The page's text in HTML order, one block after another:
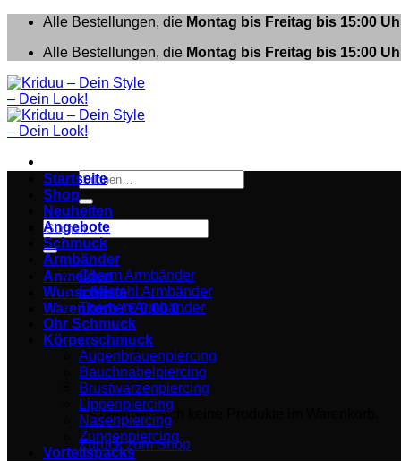
Zum
springen
Alle Bestellungen, die Montag bis Freitag bis 15:00
Alle Bestellungen, die Montag bis Freitag bis 15:00
Suchen
nach:
Suchen
nach:
Anmelden
Wunschliste
Warenkorb /€0,00 0
Es befinden sich keine Produkte im Warenkorb.
Zurück zum Shop
Startseite
Shop
Neuheiten
Angebote
Schmuck
Armbänder
Charm Armbänder
Edelstahl Armbänder
Themen Armbänder
Ohr Schmuck
Körperschmuck
Augenbrauenpiercing
Bauchnabelpiercing
Brustwarzenpiercing
Lippenpiercing
Nasenpiercing
Zungenpiercing
Vorteilspacks